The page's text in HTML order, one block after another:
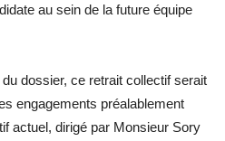
au sein de la future équipe
dossier, ce retrait collectif serait
engagements préalablement
actuel, dirigé par Monsieur Sory